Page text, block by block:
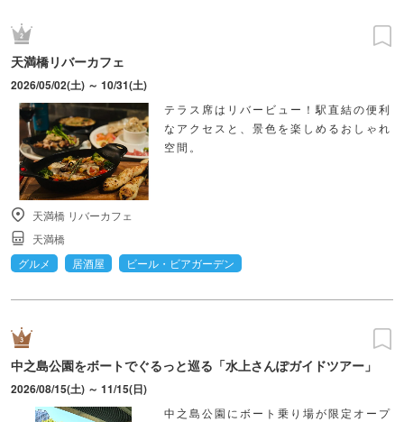
天満橋リバーカフェ
2026/05/02(土) ～ 10/31(土)
テラス席はリバービュー！駅直結の便利
なアクセスと、景色を楽しめるおしゃれ
空間。
天満橋 リバーカフェ
天満橋
グルメ
居酒屋 ビール・ビアガーデン
中之島公園をボートでぐるっと巡る「水上さんぽガイドツアー」
2026/08/15(土) ～ 11/15(日)
中之島公園にボート乗り場が限定オープ